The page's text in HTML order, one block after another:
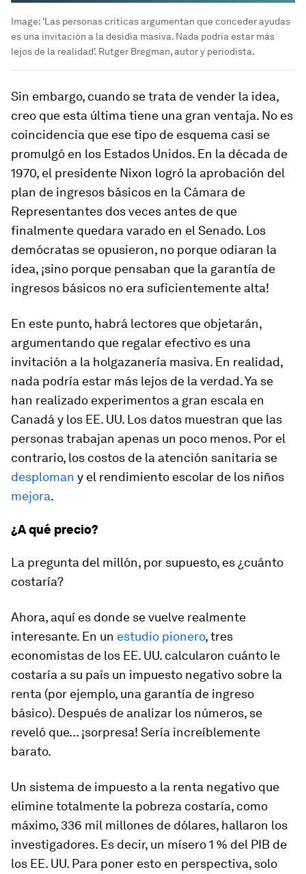
Image: 'Las personas críticas argumentan que conceder ayudas
es una invitación a la desidia masiva. Nada podría estar más
lejos de la realidad'. Rutger Bregman, autor y periodista.
Sin embargo, cuando se trata de vender la idea,
creo que esta última tiene una gran ventaja. No es
coincidencia que ese tipo de esquema casi se
promulgó en los Estados Unidos. En la década de
1970, el presidente Nixon logró la aprobación del
plan de ingresos básicos en la Cámara de
Representantes dos veces antes de que
finalmente quedara varado en el Senado. Los
demócratas se opusieron, no porque odiaran la
idea, ¡sino porque pensaban que la garantía de
ingresos básicos no era suficientemente alta!
En este punto, habrá lectores que objetarán,
argumentando que regalar efectivo es una
invitación a la holgazanería masiva. En realidad,
nada podría estar más lejos de la verdad. Ya se
han realizado experimentos a gran escala en
Canadá y los EE. UU. Los datos muestran que las
personas trabajan apenas un poco menos. Por el
contrario, los costos de la atención sanitaria se
desploman y el rendimiento escolar de los niños
mejora.
¿A qué precio?
La pregunta del millón, por supuesto, es ¿cuánto
costaría?
Ahora, aquí es donde se vuelve realmente
interesante. En un estudio pionero, tres
economistas de los EE. UU. calcularon cuánto le
costaría a su país un impuesto negativo sobre la
renta (por ejemplo, una garantía de ingreso
básico). Después de analizar los números, se
reveló que... ¡sorpresa! Sería increíblemente
barato.
Un sistema de impuesto a la renta negativo que
elimine totalmente la pobreza costaría, como
máximo, 336 mil millones de dólares, hallaron los
investigadores. Es decir, un mísero 1 % del PIB de
los EE. UU. Para poner esto en perspectiva, solo